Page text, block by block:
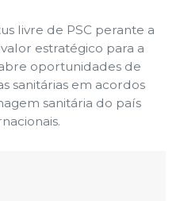
livre de PSC perante a
estratégico para a
oportunidades de
sanitárias em acordos
sanitária do país